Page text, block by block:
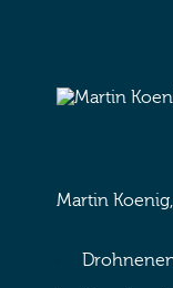
Martin Koenig,